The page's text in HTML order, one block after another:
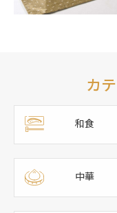
カ
和食
中華